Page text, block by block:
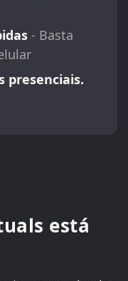
- Basta
presenciais.
está